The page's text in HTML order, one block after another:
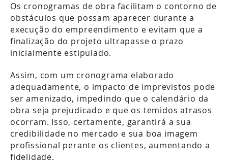
Os cronogramas de obra facilitam o contorno de
obstáculos que possam aparecer durante a
execução do empreendimento e evitam que a
finalização do projeto ultrapasse o prazo
inicialmente estipulado.
Assim, com um cronograma elaborado
adequadamente, o impacto de imprevistos pode
ser amenizado, impedindo que o calendário da
obra seja prejudicado e que os temidos atrasos
ocorram. Isso, certamente, garantirá a sua
credibilidade no mercado e sua boa imagem
profissional perante os clientes, aumentando a
fidelidade.